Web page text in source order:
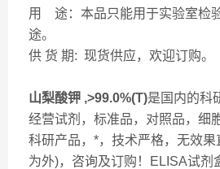
用 途：本品只能用于实验室检
途。
供 货 期: 现货供应，欢迎订购。
山梨酸钾 ,>99.0%(T)是国内的科
经营试剂，标准品，对照品，细
科研产品，*，技术严格，无效果
为外)，咨询及订购！ELISA试剂